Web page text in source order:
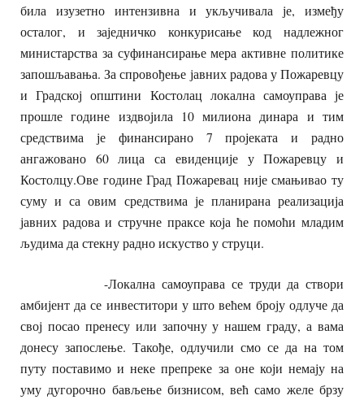
била изузетно интензивна и укључивала је, између
осталог, и заједничко конкурисање код надлежног
министарства за суфинансирање мера активне политике
запошљавања. За спровођење јавних радова у Пожаревцу
и Градској општини Костолац локална самоуправа је
прошле године издвојила 10 милиона динара и тим
средствима је финансирано 7 пројеката и радно
ангажовано 60 лица са евиденције у Пожаревцу и
Костолцу.Ове године Град Пожаревац није смањивао ту
суму и са овим средствима је планирана реализација
јавних радова и стручне праксе која ће помоћи младим
људима да стекну радно искуство у струци.
-Локална самоуправа се труди да створи
амбијент да се инвеститори у што већем броју одлуче да
свој посао пренесу или започну у нашем граду, а вама
донесу запослење. Такође, одлучили смо се да на том
путу поставимо и неке препреке за оне који немају на
уму дугорочно бављење бизнисом, већ само желе брзу